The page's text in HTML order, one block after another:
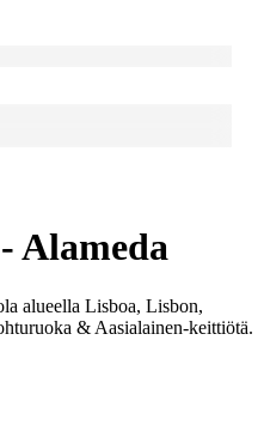
Alameda
alueella Lisboa, Lisbon,
& Aasialainen-keittiötä.